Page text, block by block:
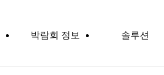
박람회 정보 솔루션